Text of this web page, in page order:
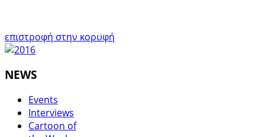
επιστροφή στην κορυφή
NEWS
Events
Interviews
Cartoon of